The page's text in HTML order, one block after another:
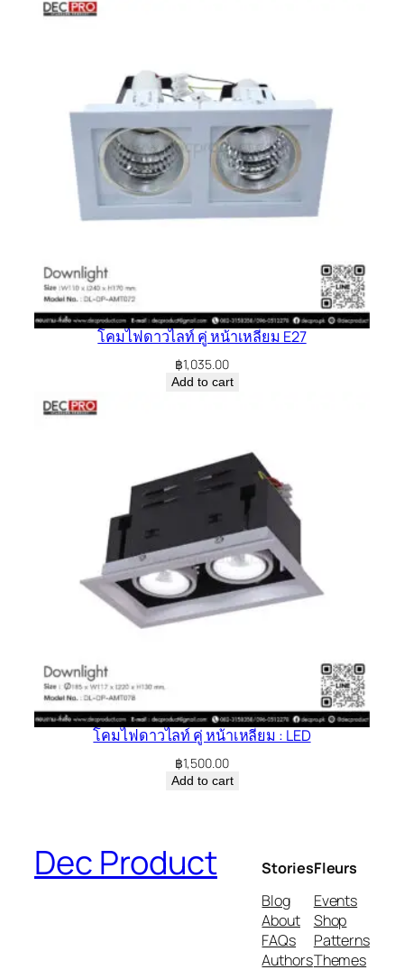
โคมไฟดาวไลท์ คู่ หน้าเหลี่ยม E27
฿1,035.00
Add to cart
โคมไฟดาวไลท์ คู่ หน้าเหลี่ยม : LED
฿1,500.00
Add to cart
Dec Product
Stories
Blog
About
FAQs
Authors
Fleurs
Events
Shop
Patterns
Themes